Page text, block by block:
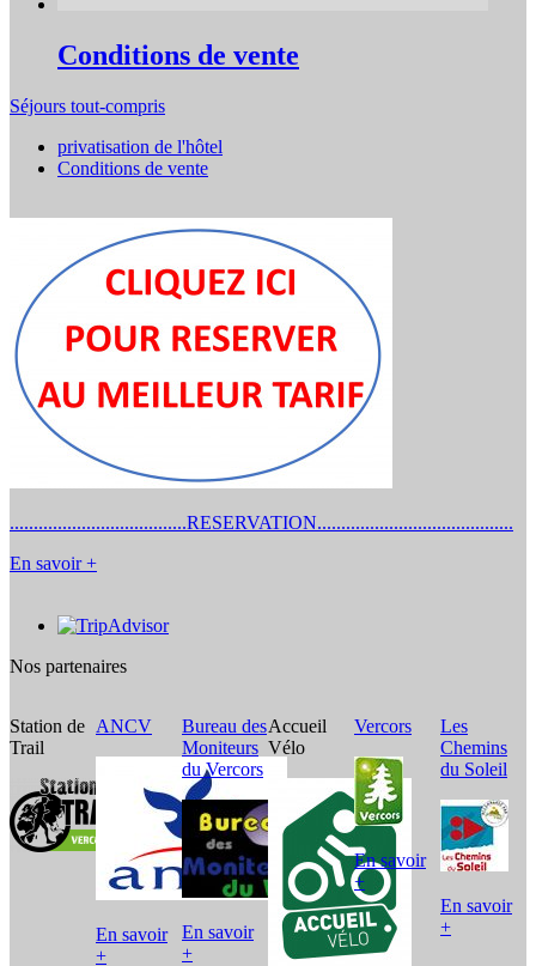
Conditions de vente
Séjours tout-compris
privatisation de l'hôtel
Conditions de vente
.....................................RESERVATION.........................................
En savoir +
Nos partenaires
Station de
Trail
ANCV
En savoir
+
Bureau des
Moniteurs
du Vercors
En savoir
+
Accueil
Vélo
Vercors
En savoir
+
Les
Chemins
du Soleil
En savoir
+